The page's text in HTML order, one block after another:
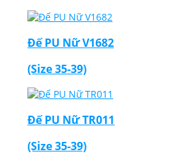
Đế PU Nữ V1682
(Size 35-39)
Đế PU Nữ TR011
(Size 35-39)